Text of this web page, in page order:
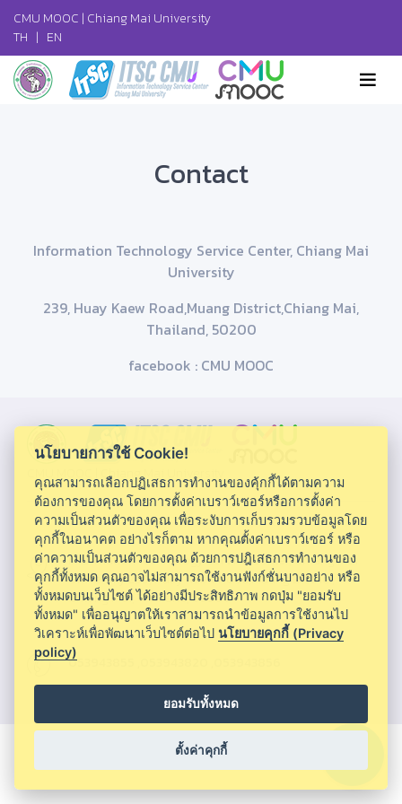
CMU MOOC | Chiang Mai University
TH | EN
Contact
Information Technology Service Center, Chiang Mai
University
239, Huay Kaew Road,Muang District,Chiang Mai,
Thailand, 50200
facebook : CMU MOOC
Chiang Mai University
Information Technology Service Center, Chiang Mai
University 239, Huay Kaew Road,Muang District,
Chiang Mai, Thailand, 50200
053943855 ,053943820 ,053943856
นโยบายการใช้ Cookie!
คุณสามารถเลือกปฏิเสธการทำงานของคุ้กกี้ได้ตามความ
ต้องการของคุณ โดยการตั้งค่าเบราว์เซอร์หรือการตั้งค่า
ความเป็นส่วนตัวของคุณ เพื่อระงับการเก็บรวมรวบข้อมูลโดย
คุกกี้ในอนาคต อย่างไรก็ตาม หากคุณตั้งค่าเบราว์เซอร์ หรือ
ค่าความเป็นส่วนตัวของคุณ ด้วยการปฎิเสธการทำงานของ
คุกกี้ทั้งหมด คุณอาจไม่สามารถใช้งานฟังก์ชั่นบางอย่าง หรือ
ทั้งหมดบนเว็บไซต์ ได้อย่างมีประสิทธิภาพ กดปุ่ม "ยอมรับ
ทั้งหมด" เพื่ออนุญาตให้เราสามารถนำข้อมูลการใช้งานไป
วิเคราะห์เพื่อพัฒนาเว็บไซต์ต่อไปนโยบายคุกกี้ (Privacy
policy)
ยอมรับทั้งหมด
ตั้งค่าคุกกี้